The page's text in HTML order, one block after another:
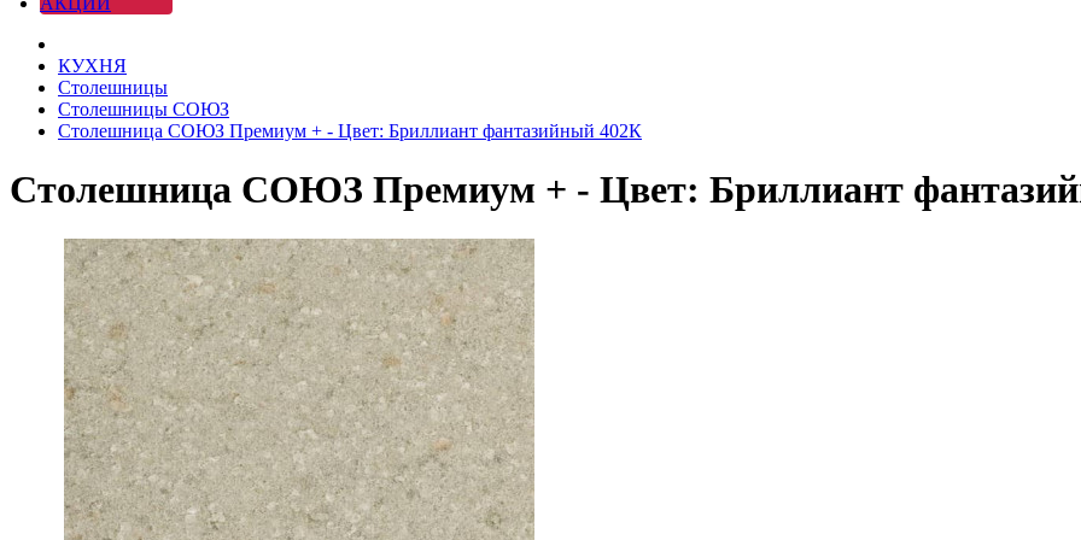
КУХНЯ
Столешницы
Столешницы СОЮЗ
Столешница СОЮЗ Премиум + - Цвет: Бриллиант фантазийный 402К
Столешница СОЮЗ Премиум + - Цвет: Бриллиант